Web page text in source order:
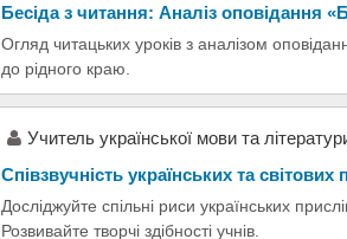
Бесіда з читання: Аналіз оповідання
Огляд читацьких уроків з аналізом
до рідного краю.
Учитель української мови та
Співзвучність українських та світових
Досліджуйте спільні риси українських
Розвивайте творчі здібності учнів.